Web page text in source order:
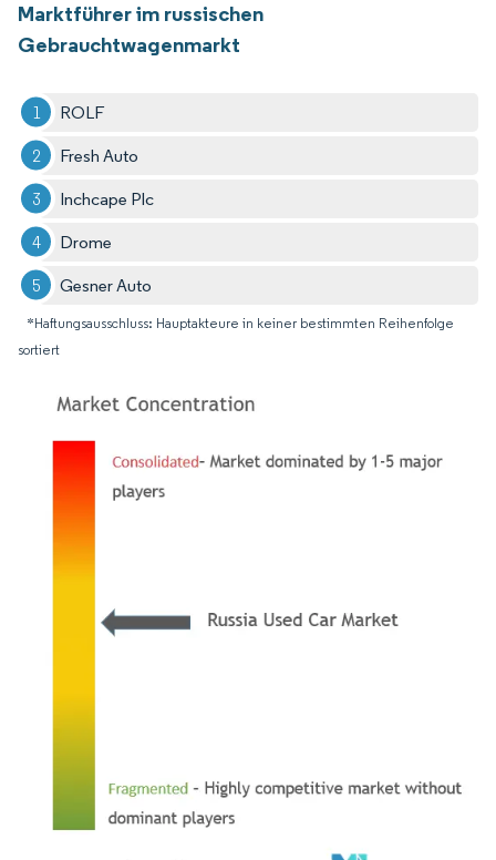
Marktführer im russischen
Gebrauchtwagenmarkt
ROLF
Fresh Auto
Inchcape Plc
Drome
Gesner Auto
*Haftungsausschluss: Hauptakteure in keiner bestimmten Reihenfolge
sortiert